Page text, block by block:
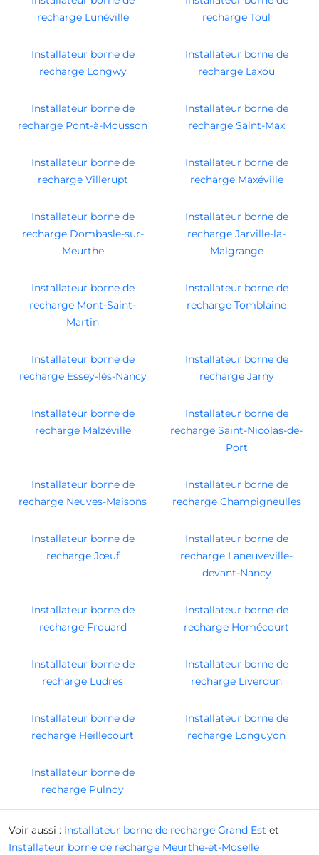
recharge Lunéville
recharge Toul
Installateur borne de
recharge Longwy
Installateur borne de
recharge Laxou
Installateur borne de
recharge Pont-à-Mousson
Installateur borne de
recharge Saint-Max
Installateur borne de
recharge Villerupt
Installateur borne de
recharge Maxéville
Installateur borne de
recharge Dombasle-sur-
Meurthe
Installateur borne de
recharge Jarville-la-
Malgrange
Installateur borne de
recharge Mont-Saint-
Martin
Installateur borne de
recharge Tomblaine
Installateur borne de
recharge Essey-lès-Nancy
Installateur borne de
recharge Jarny
Installateur borne de
recharge Malzéville
Installateur borne de
recharge Saint-Nicolas-de-
Port
Installateur borne de
recharge Neuves-Maisons
Installateur borne de
recharge Champigneulles
Installateur borne de
recharge Jœuf
Installateur borne de
recharge Laneuveville-
devant-Nancy
Installateur borne de
recharge Frouard
Installateur borne de
recharge Homécourt
Installateur borne de
recharge Ludres
Installateur borne de
recharge Liverdun
Installateur borne de
recharge Heillecourt
Installateur borne de
recharge Longuyon
Installateur borne de
recharge Pulnoy
Voir aussi : Installateur borne de recharge Grand Est et
Installateur borne de recharge Meurthe-et-Moselle